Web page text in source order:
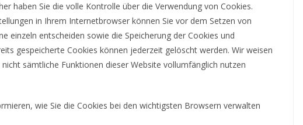
haben Sie die volle Kontrolle über die Verwendung von Cookies.
in Ihrem Internetbrowser können Sie vor dem Setzen von
einzeln entscheiden sowie die Speicherung der Cookies und
gespeicherte Cookies können jederzeit gelöscht werden. Wir weisen
sämtliche Funktionen dieser Website vollumfänglich nutzen
wie Sie die Cookies bei den wichtigsten Browsern verwalten